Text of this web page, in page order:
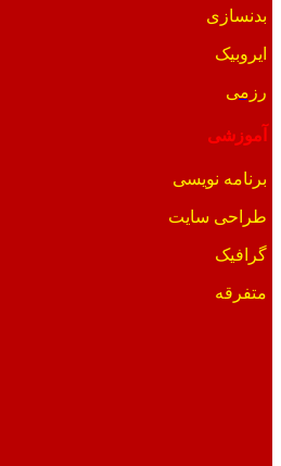
بدنسازی
ایروبیک
رزمی
آموزشی
برنامه نویسی
طراحی سایت
گرافیک
متفرقه